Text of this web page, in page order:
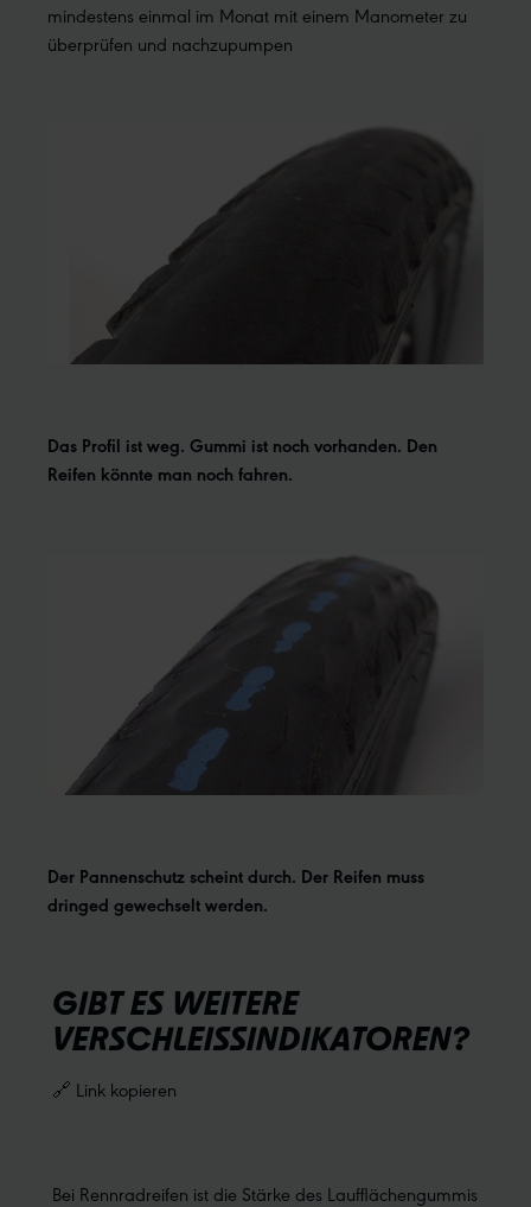
mindestens einmal im Monat mit einem Manometer zu
überprüfen und nachzupumpen
Das Profil ist weg. Gummi ist noch vorhanden. Den
Reifen könnte man noch fahren.
Der Pannenschutz scheint durch. Der Reifen muss
dringed gewechselt werden.
GIBT ES WEITERE
VERSCHLEISSINDIKATOREN?
🔗 Link kopieren
Bei Rennradreifen ist die Stärke des Laufflächengummis